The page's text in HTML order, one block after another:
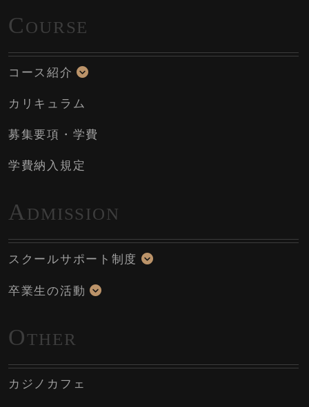
COURSE
コース紹介
カリキュラム
募集要項・学費
学費納入規定
A DMISSION
スクールサポート制度
卒業生の活動
OTHER
カジノカフェ